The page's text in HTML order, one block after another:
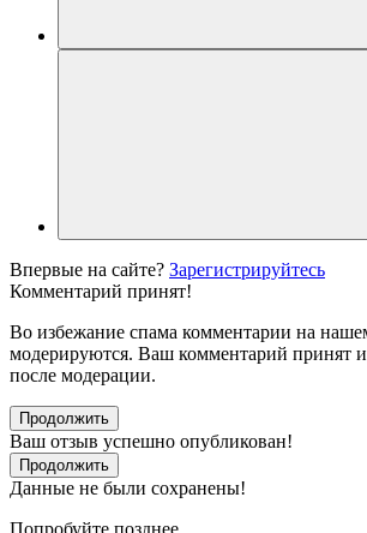
Впервые на сайте? Зарегистрируйтесь
Комментарий принят!
Во избежание спама комментарии на
модерируются. Ваш комментарий принят и
после модерации.
Продолжить
Ваш отзыв успешно опубликован!
Продолжить
Данные не были сохранены!